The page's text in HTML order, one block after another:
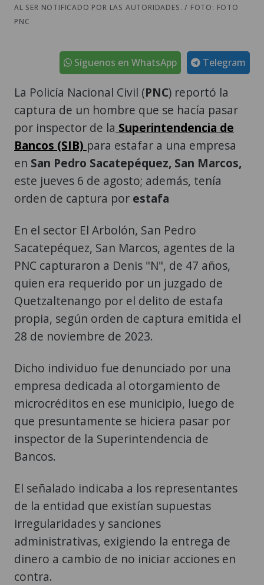
AL SER NOTIFICADO POR LAS AUTORIDADES. / FOTO: FOTO
PNC
Telegram
Síguenos en WhatsApp
La Policía Nacional Civil (PNC) reportó la
captura de un hombre que se hacía pasar
por inspector de la Superintendencia de
Bancos (SIB) para estafar a una empresa
en San Pedro Sacatepéquez, San Marcos,
este jueves 6 de agosto; además, tenía
orden de captura por estafa
En el sector El Arbolón, San Pedro
Sacatepéquez, San Marcos, agentes de la
PNC capturaron a Denis "N", de 47 años,
quien era requerido por un juzgado de
Quetzaltenango por el delito de estafa
propia, según orden de captura emitida el
28 de noviembre de 2023.
Dicho individuo fue denunciado por una
empresa dedicada al otorgamiento de
microcréditos en ese municipio, luego de
que presuntamente se hiciera pasar por
inspector de la Superintendencia de
Bancos.
El señalado indicaba a los representantes
de la entidad que existían supuestas
irregularidades y sanciones
administrativas, exigiendo la entrega de
dinero a cambio de no iniciar acciones en
contra.